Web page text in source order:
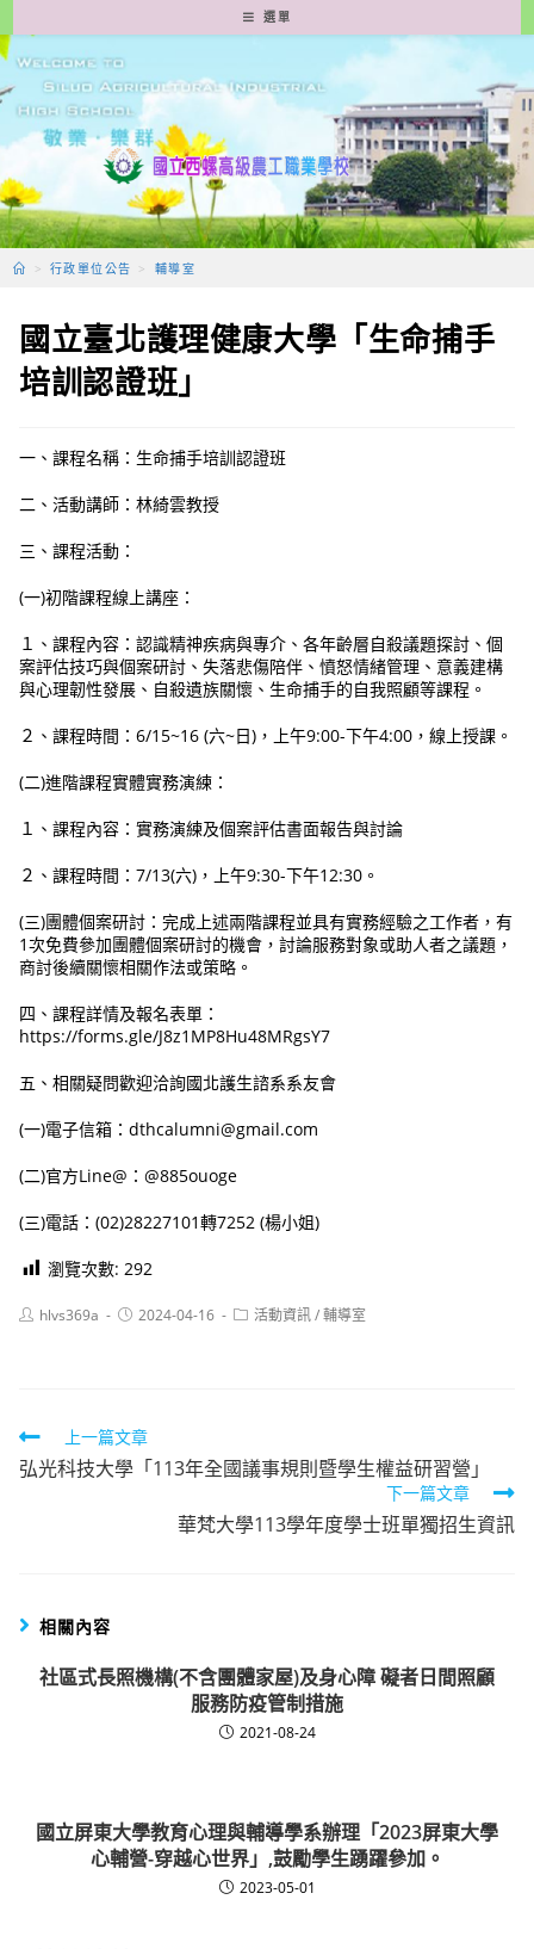
轉
至
要
容
選單
> 行政單位公告 > 輔導室
國立臺北護理健康大學「生命捕手
培訓認證班」
一、課程名稱：生命捕手培訓認證班
二、活動講師：林綺雲教授
三、課程活動：
(一)初階課程線上講座：
１、課程內容：認識精神疾病與專介、各年齡層自殺議題探討、個
案評估技巧與個案研討、失落悲傷陪伴、憤怒情緒管理、意義建構
與心理韌性發展、自殺遺族關懷、生命捕手的自我照顧等課程。
２、課程時間：6/15~16 (六~日)，上午9:00-下午4:00，線上授課。
(二)進階課程實體實務演練：
１、課程內容：實務演練及個案評估書面報告與討論
２、課程時間：7/13(六)，上午9:30-下午12:30。
(三)團體個案研討：完成上述兩階課程並具有實務經驗之工作者，有
1次免費參加團體個案研討的機會，討論服務對象或助人者之議題，
商討後續關懷相關作法或策略。
四、課程詳情及報名表單：
https://forms.gle/J8z1MP8Hu48MRgsY7
五、相關疑問歡迎洽詢國北護生諮系系友會
(一)電子信箱：dthcalumni@gmail.com
(二)官方Line@：@885ouoge
(三)電話：(02)28227101轉7252 (楊小姐)
瀏覽次數: 292
Posthlvs369a
Post2024-04-16
Post活動資訊/輔導室
Read
more
上一篇文章
弘光科技大學「113年全國議事規則暨學生權益研習營」
下一篇文章
華梵大學113學年度學士班單獨招生資訊
相關內容
社區式長照機構(不含團體家屋)及身心障 礙者日間照顧
服務防疫管制措施
2021-08-24
國立屏東大學教育心理與輔導學系辦理「2023屏東大學
心輔營-穿越心世界」,鼓勵學生踴躍參加。
2023-05-01